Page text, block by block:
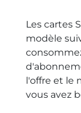
Les cartes
modèle
l'offre et le
vous avez